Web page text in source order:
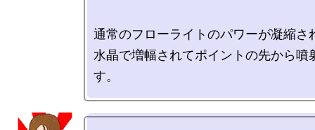
通常のフローライトのパワーが凝縮さ
水晶で増幅されてポイントの先から噴